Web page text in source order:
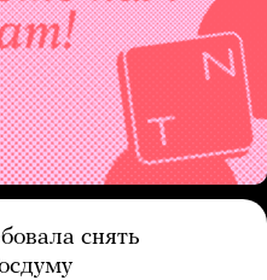
снять